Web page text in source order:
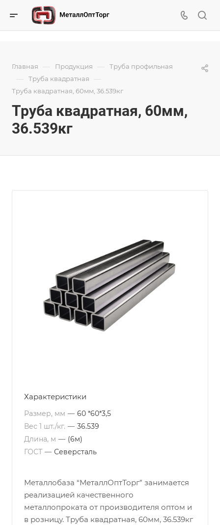
Главная — Продукция — Труба профильная
— Труба квадратная —
Труба квадратная, 60мм, 36.539кг
Труба квадратная, 60мм,
36.539кг
Характеристики
Размер, мм — 60 *60*3,5
Вес 1 шт./кг. — 36.539
Длина, м — (6м)
ГОСТ — Северсталь
Металлобаза “МеталлОптТорг” занимается
реализацией качественного
металлопроката от производителя оптом и
в розницу. Труба квадратная, 60мм, 36.539кг